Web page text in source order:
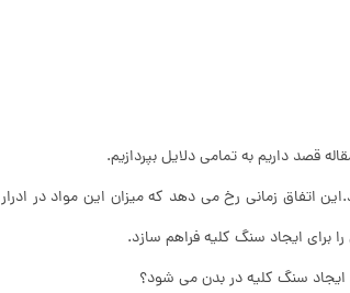
قصد داریم به تمامی دلایل بپردازیم.
اتفاق زمانی رخ می دهد که میزان این مواد در ادرار
برای ایجاد سنگ کلیه فراهم سازد.
سنگ کلیه در بدن می شود؟